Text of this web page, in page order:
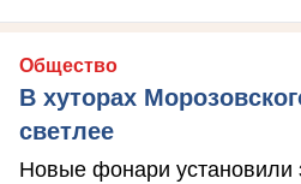
Общество
В хуторах
светлее
Новые фонари установили